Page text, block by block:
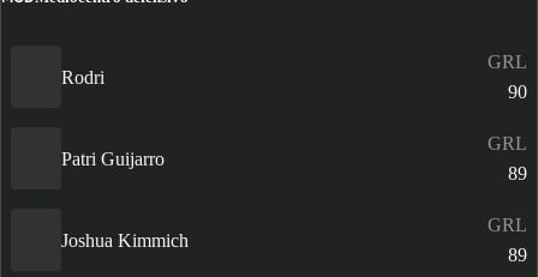
Rodri
GRL
90
Patri Guijarro
GRL
89
Joshua Kimmich
GRL
89